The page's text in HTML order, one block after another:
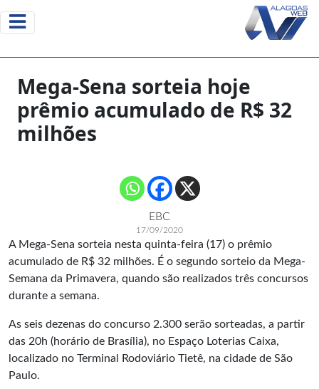
Mega-Sena sorteia hoje
prêmio acumulado de R$ 32
milhões
EBC
17/09/2020
A Mega-Sena sorteia nesta quinta-feira (17) o prêmio
acumulado de R$ 32 milhões. É o segundo sorteio da Mega-
Semana da Primavera, quando são realizados três concursos
durante a semana.
As seis dezenas do concurso 2.300 serão sorteadas, a partir
das 20h (horário de Brasília), no Espaço Loterias Caixa,
localizado no Terminal Rodoviário Tietê, na cidade de São
Paulo.